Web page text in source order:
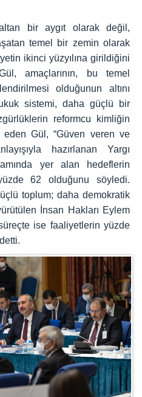
bir aygıt olarak değil,
temel bir zemin olarak
ikinci yüzyılına girildiğini
amaçlarının, bu temel
olduğunun altını
sistemi, daha güçlü bir
reformcu kimliğin
Gül, “Güven veren ve
hazırlanan Yargı
yer alan hedeflerin
62 olduğunu söyledi.
toplum; daha demokratik
İnsan Hakları Eylem
ise faaliyetlerin yüzde